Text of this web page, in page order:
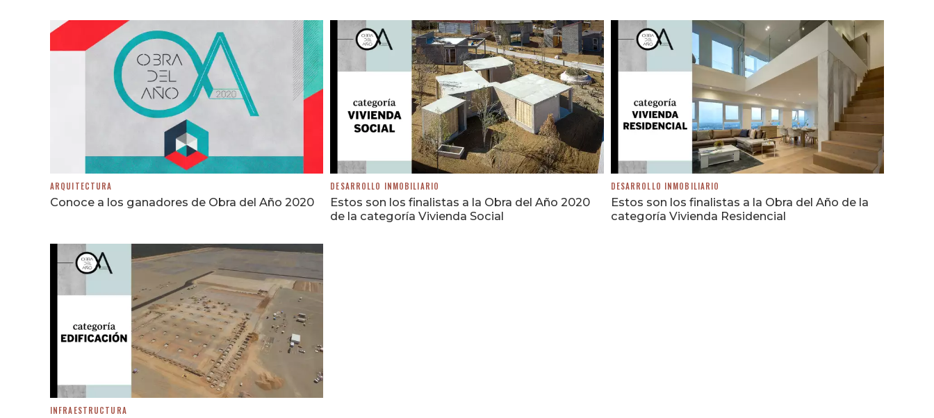
ARQUITECTURA
Conoce a los ganadores de Obra del Año 2020
DESARROLLO INMOBILIARIO
Estos son los finalistas a la Obra del Año 2020
de la categoría Vivienda Social
DESARROLLO INMOBILIARIO
Estos son los finalistas a la Obra del Año de la
categoría Vivienda Residencial
INFRAESTRUCTURA